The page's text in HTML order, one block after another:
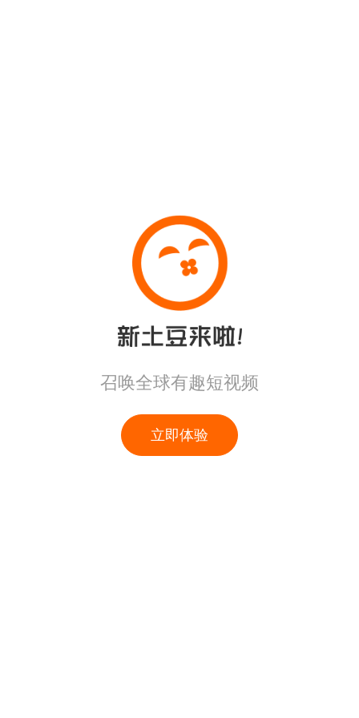
召唤全球有趣短视频
立即体验